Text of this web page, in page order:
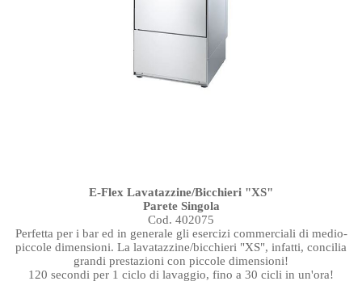
E-Flex Lavatazzine/Bicchieri "XS"
Parete Singola
Cod. 402075
Perfetta per i bar ed in generale gli esercizi commerciali di medio-
piccole dimensioni. La lavatazzine/bicchieri "XS", infatti, concilia
grandi prestazioni con piccole dimensioni!
120 secondi per 1 ciclo di lavaggio, fino a 30 cicli in un'ora!